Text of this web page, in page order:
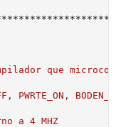
FI
*******************
que
PWRTE_ON,
a 4 MHZ